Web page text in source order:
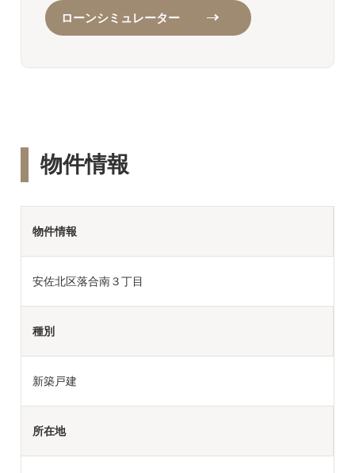
ローンシミュレーター
物件情報
物件情報
安佐北区落合南３丁目
種別
新築戸建
所在地